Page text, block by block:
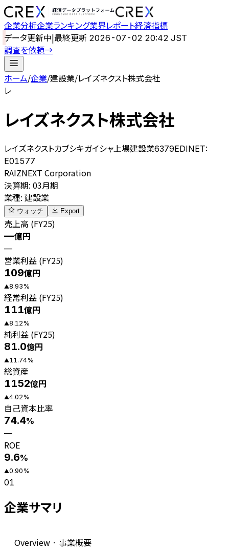
企業分析企業ランキング業界レポート経済指標
データ更新中|最終更新 2026-07-02 20:42 JST
調査を依頼→
ホーム/企業/建設業/レイズネクスト株式会社
レ
レイズネクスト株式会社
レイズネクストカブシキガイシャ 上場建設業6379EDINET:
E01577
RAIZNEXT Corporation
決算期: 03月期
業種: 建設業
ウォッチ Export
売上高 (FY25)
—億円
—
営業利益 (FY25)
109億円
▲8.93%
経常利益 (FY25)
111億円
▲8.12%
純利益 (FY25)
81.0億円
▲11.74%
総資産
1152億円
▲4.02%
自己資本比率
74.4%
—
ROE
9.6%
▲0.90%
01
企業サマリ
Overview · 事業概要